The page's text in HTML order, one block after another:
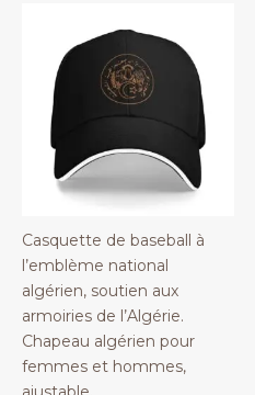
Casquette de baseball à
l’emblème national
algérien, soutien aux
armoiries de l’Algérie.
Chapeau algérien pour
femmes et hommes,